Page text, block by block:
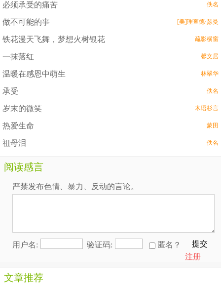
必须承受的痛苦 佚名
做不可能的事 [美]理查德·瑟曼
铁花漫天飞舞，梦想火树银花 疏影横窗
一抹落红 馨文居
温暖在感恩中萌生 林翠华
承受 佚名
岁末的微笑 木语杉言
热爱生命 蒙田
祖母泪 佚名
阅读感言
严禁发布色情、暴力、反动的言论。
用户名: 验证码: 匿名？
提交
注册
文章推荐